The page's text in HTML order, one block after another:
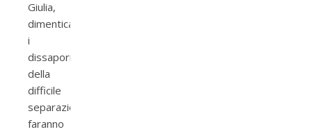
Giulia,
dimenticati
i
dissapori
della
difficile
separazione,
faranno